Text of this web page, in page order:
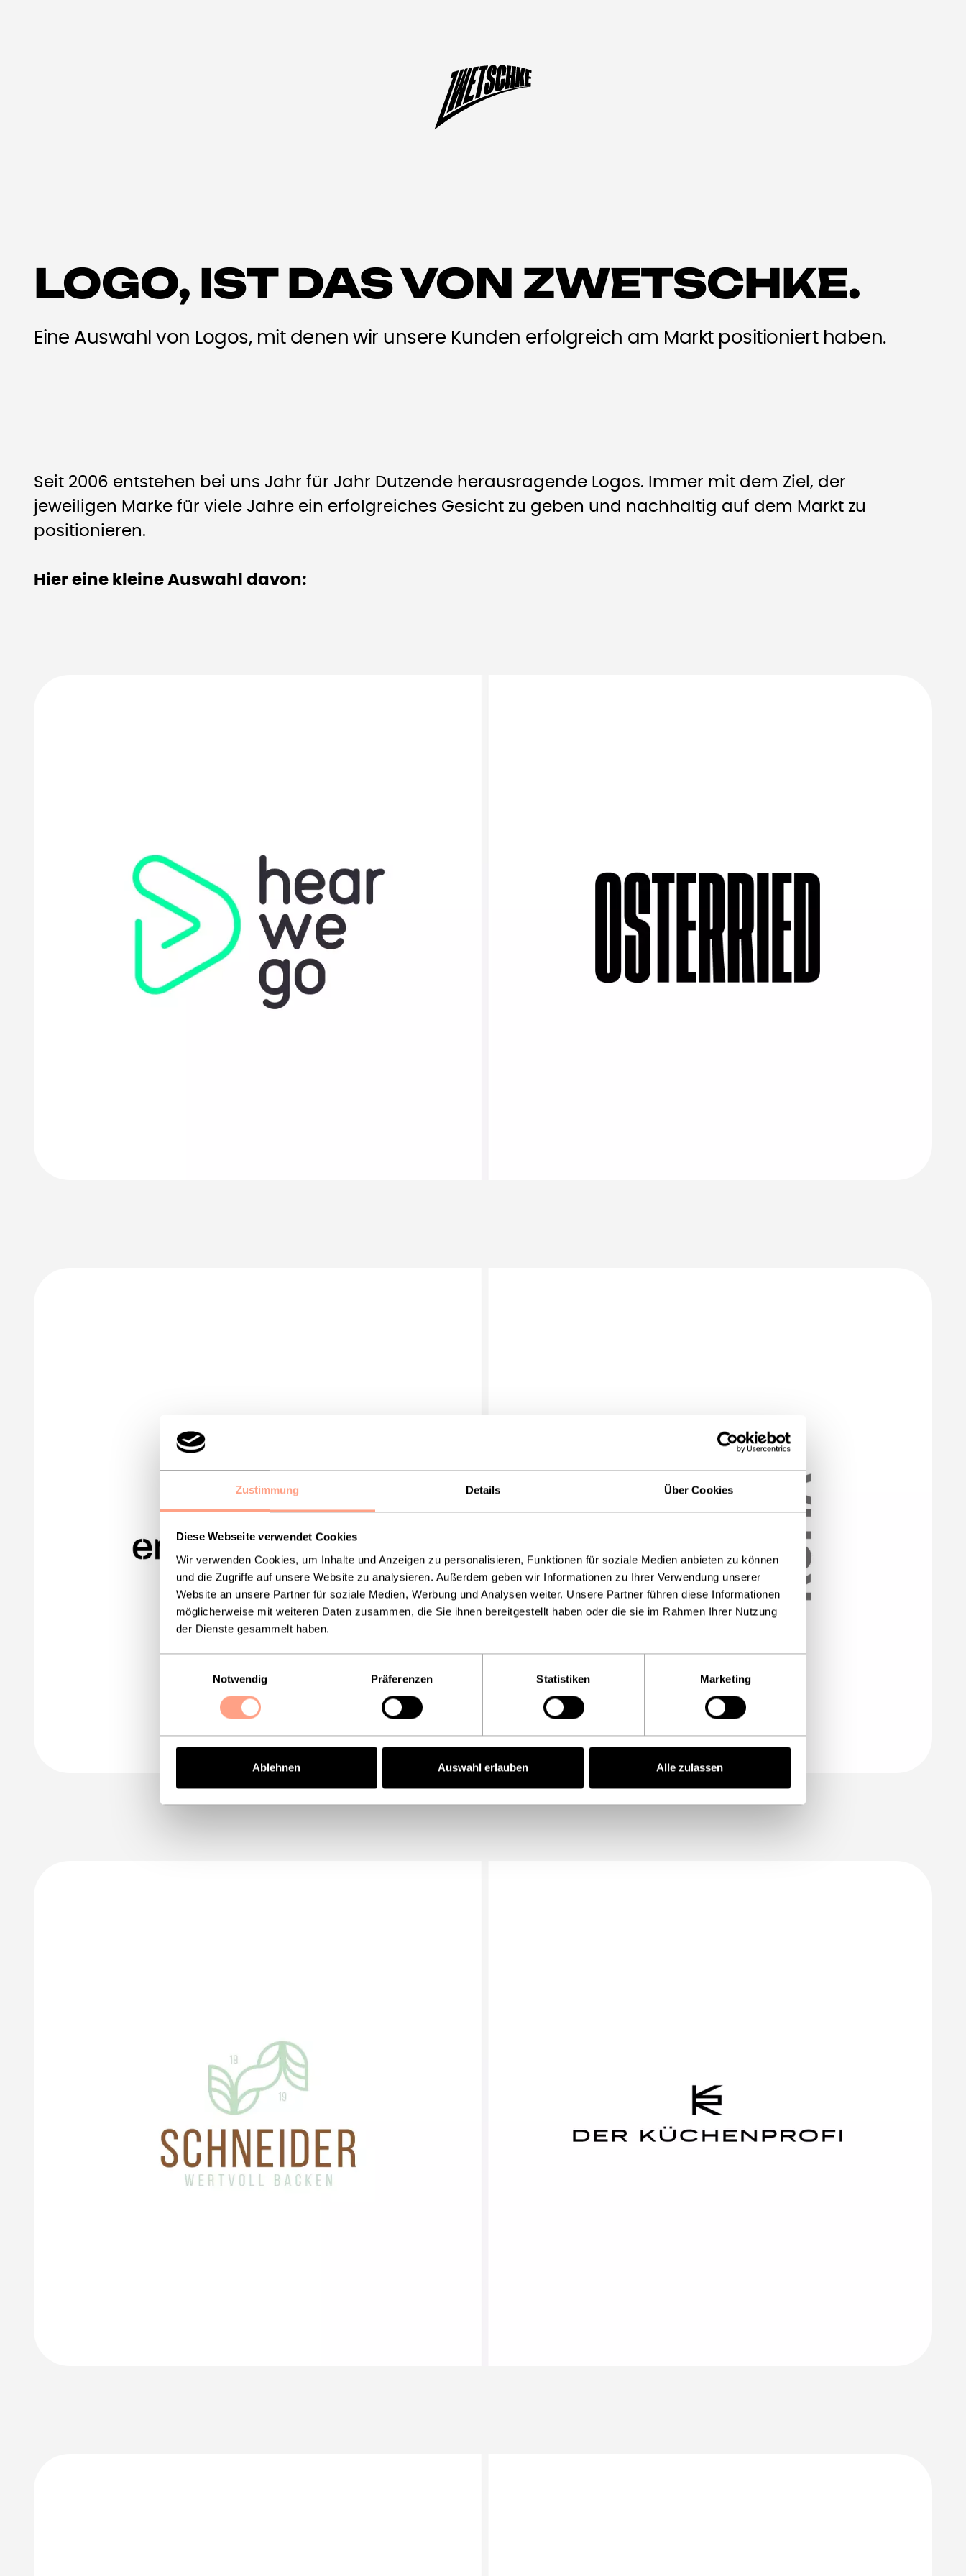
Zustimmung Details Über Cookies
Diese Webseite verwendet Cookies
Wir verwenden Cookies, um Inhalte und Anzeigen zu personalisieren, Funktionen für soziale Medien anbieten zu können
und die Zugriffe auf unsere Website zu analysieren. Außerdem geben wir Informationen zu Ihrer Verwendung unserer
Website an unsere Partner für soziale Medien, Werbung und Analysen weiter. Unsere Partner führen diese Informationen
möglicherweise mit weiteren Daten zusammen, die Sie ihnen bereitgestellt haben oder die sie im Rahmen Ihrer Nutzung
der Dienste gesammelt haben.
Notwendig
Präferenzen Statistiken Marketing
Ablehnen Auswahl erlauben Alle zulassen
LOGO, IST DAS VON ZWETSCHKE.
Eine Auswahl von Logos, mit denen wir unsere Kunden erfolgreich am Markt positioniert haben.
Seit 2006 entstehen bei uns Jahr für Jahr Dutzende herausragende Logos. Immer mit dem Ziel, der
jeweiligen Marke für viele Jahre ein erfolgreiches Gesicht zu geben und nachhaltig auf dem Markt zu
positionieren.
Hier eine kleine Auswahl davon: